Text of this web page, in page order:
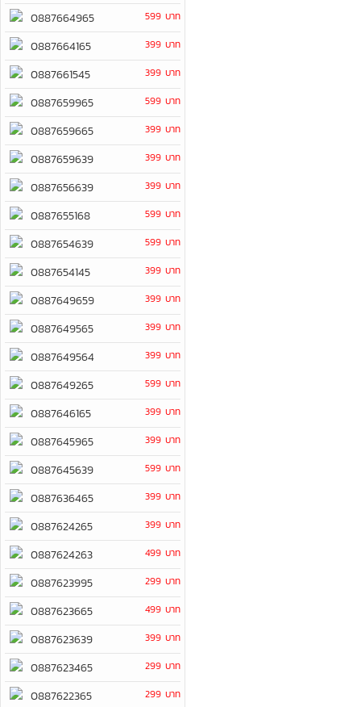
0887664965 599 บาท
0887664165 399 บาท
0887661545 399 บาท
0887659965 599 บาท
0887659665 399 บาท
0887659639 399 บาท
0887656639 399 บาท
0887655168 599 บาท
0887654639 599 บาท
0887654145 399 บาท
0887649659 399 บาท
0887649565 399 บาท
0887649564 399 บาท
0887649265 599 บาท
0887646165 399 บาท
0887645965 399 บาท
0887645639 599 บาท
0887636465 399 บาท
0887624265 399 บาท
0887624263 499 บาท
0887623995 299 บาท
0887623665 499 บาท
0887623639 399 บาท
0887623465 299 บาท
0887622365 299 บาท